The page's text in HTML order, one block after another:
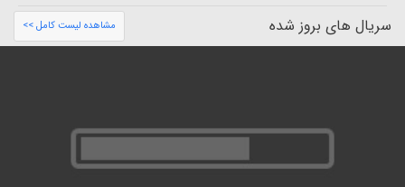
سریال های بروز شده مشاهده لیست کامل >>